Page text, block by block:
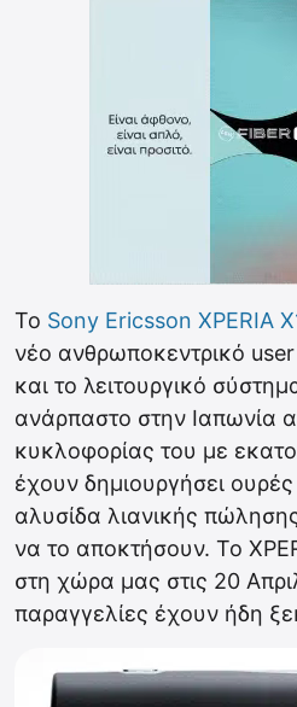
Το Sony Ericsson XPERIA
νέο ανθρωποκεντρικό
και το λειτουργικό
ανάρπαστο στην Ιαπωνία
κυκλοφορίας του με
έχουν δημιουργήσει
αλυσίδα λιανικής
να το αποκτήσουν. To
στη χώρα μας στις 20
παραγγελίες έχουν ήδη